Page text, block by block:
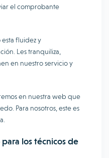
el comprobante
esta fluidez y
Les tranquiliza,
en nuestro servicio y
en nuestra web que
Para nosotros, este es
los técnicos de